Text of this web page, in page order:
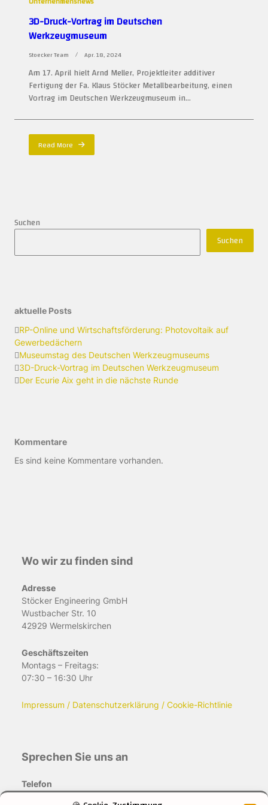
3D-Druck-Vortrag im Deutschen
Werkzeugmuseum
Stoecker Team Apr. 18, 2024
Am 17. April hielt Arnd Meller, Projektleiter additiver
Fertigung der Fa. Klaus Stöcker Metallbearbeitung, einen
Vortrag im Deutschen Werkzeugmuseum in...
Read More
Suchen
Suchen
aktuelle Posts
RP-Online und Wirtschaftsförderung: Photovoltaik auf
Gewerbedächern
Museumstag des Deutschen Werkzeugmuseums
3D-Druck-Vortrag im Deutschen Werkzeugmuseum
Der Ecurie Aix geht in die nächste Runde
Kommentare
Es sind keine Kommentare vorhanden.
Wo wir zu finden sind
Adresse
Stöcker Engineering GmbH
Wustbacher Str. 10
42929 Wermelskirchen
Geschäftszeiten
Montags – Freitags:
07:30 – 16:30 Uhr
Impressum / Datenschutzerklärung / Cookie-Richtlinie
Sprechen Sie uns an
Telefon